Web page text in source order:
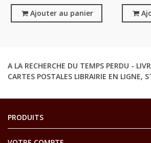
Hanse, 1949 -, Dictionnaires,
Manuels De Français,
Ajouter au panier
A LA RECHERCHE DU TEMPS PERDU -
CARTES POSTALES LIBRAIRIE EN LIGNE,
PRODUITS